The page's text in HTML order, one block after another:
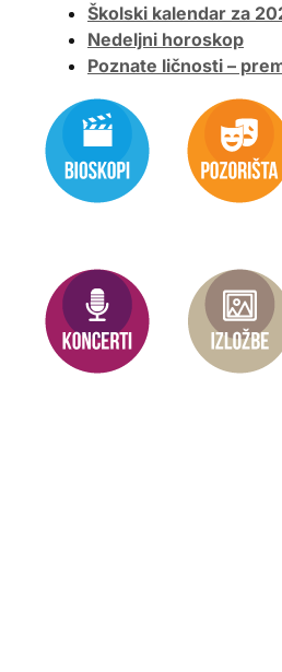
Školski kalendar za
Nedeljni horoskop
Poznate ličnosti –